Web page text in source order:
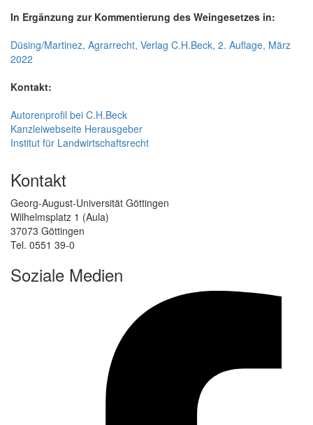
In Ergänzung zur Kommentierung des Weingesetzes in:
Düsing/Martinez, Agrarrecht, Verlag C.H.Beck, 2. Auflage, März
2022
Kontakt:
Autorenprofil bei C.H.Beck
Kanzleiwebseite Herausgeber
Institut für Landwirtschaftsrecht
Kontakt
Georg-August-Universität Göttingen
Wilhelmsplatz 1 (Aula)
37073 Göttingen
Tel. 0551 39-0
Soziale Medien